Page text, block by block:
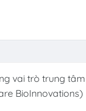
vai trò trung tâm
BioInnovations)